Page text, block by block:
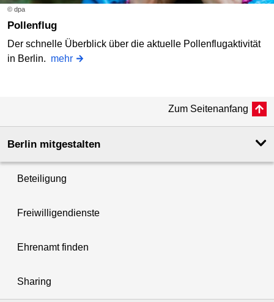
© dpa
Pollenflug
Der schnelle Überblick über die aktuelle Pollenflugaktivität
in Berlin. mehr
Zum Seitenanfang
Berlin mitgestalten
Beteiligung
Freiwilligendienste
Ehrenamt finden
Sharing